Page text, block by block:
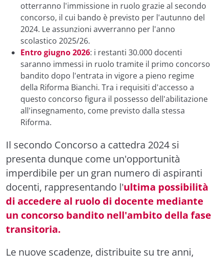
otterranno l'immissione in ruolo grazie al secondo
concorso, il cui bando è previsto per l'autunno del
2024. Le assunzioni avverranno per l'anno
scolastico 2025/26.
Entro giugno 2026: i restanti 30.000 docenti
saranno immessi in ruolo tramite il primo concorso
bandito dopo l'entrata in vigore a pieno regime
della Riforma Bianchi. Tra i requisiti d'accesso a
questo concorso figura il possesso dell'abilitazione
all'insegnamento, come previsto dalla stessa
Riforma.
Il secondo Concorso a cattedra 2024 si
presenta dunque come un'opportunità
imperdibile per un gran numero di aspiranti
docenti, rappresentando l'ultima possibilità
di accedere al ruolo di docente mediante
un concorso bandito nell'ambito della fase
transitoria.
Le nuove scadenze, distribuite su tre anni,